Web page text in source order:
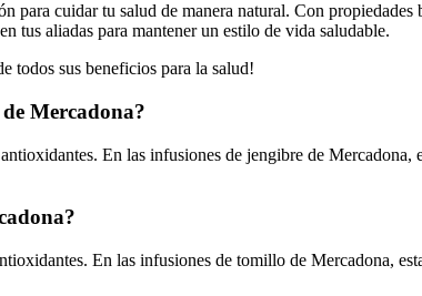
para cuidar tu salud de manera natural. Con
tus aliadas para mantener un estilo de vida saludable.
todos sus beneficios para la salud!
Mercadona?
En las infusiones de jengibre de Mercadona,
En las infusiones de tomillo de Mercadona,